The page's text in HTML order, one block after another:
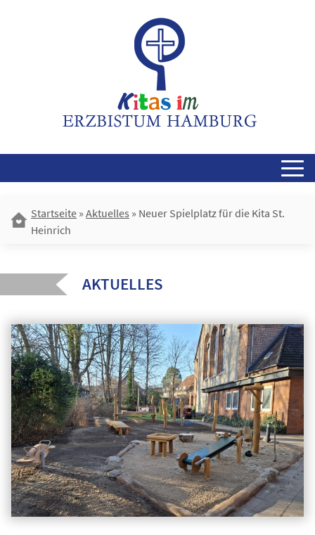
Startseite » Aktuelles » Neuer Spielplatz für die Kita St.
Heinrich
AKTUELLES